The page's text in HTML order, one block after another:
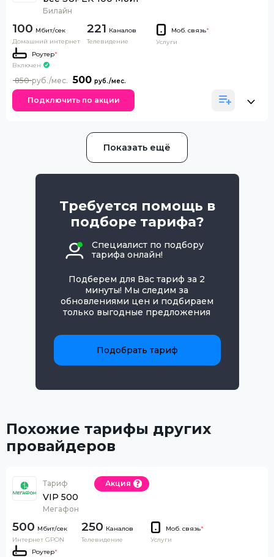
Билайн
100
Домашний интернет
221 Каналов
Телевидение
Моб. связь*
Услуги
Роутер*
Включен
500
850
Подключить по акции
Показать ещё
Требуется помощь в
подборе тарифа?
Специалист по подбору
тарифа онлайн!
Подберем для Вас тариф за 2
минуты! Мы следим за
обновлениями цен и подбираем
только выгодные предложения
Подобрать тариф
Похожие тарифы других
провайдеров
Тариф
VIP 500
Мегафон
Акция
500
Интернет GPON
250 Каналов
Телевидение
Моб. связь*
Услуги
Роутер*